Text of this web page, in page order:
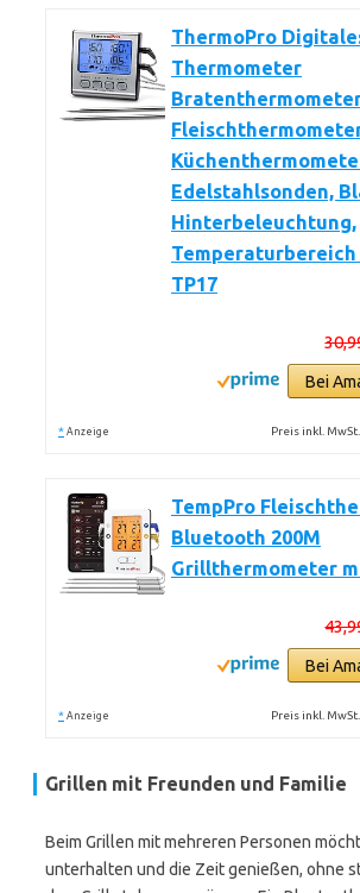
ThermoPro
Thermometer
Edelstahlsonden,
Hinterbeleuchtung,
Temperaturbereich
TP17
Bei
* Anzeige Preis inkl.
TempPro
Bluetooth 200M
Grillthermometer
Bei
* Anzeige Preis inkl.
Grillen mit Freunden und Familie
Beim Grillen mit mehreren Personen
unterhalten und die Zeit genießen, ohne